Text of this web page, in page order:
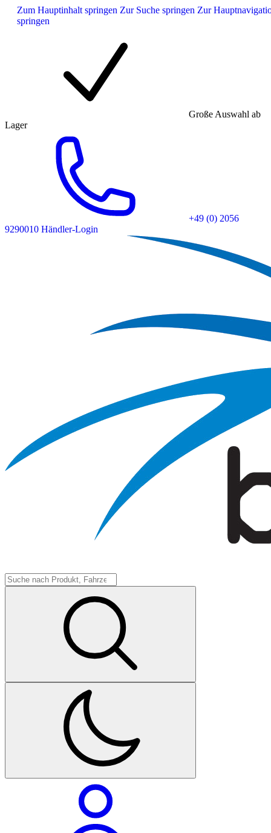
Zum Hauptinhalt springen Zur Suche springen Zur
springen
Große Auswahl ab
Lager
+49 (0) 2056
9290010 Händler-Login